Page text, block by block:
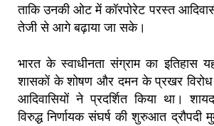
ताकि उनकी ओट में कॉरपोरेट परस्त आदिवासी
तेजी से आगे बढ़ाया जा सके।
भारत के स्वाधीनता संग्राम का इतिहास
शासकों के शोषण और दमन के प्रखर
आदिवासियों ने प्रदर्शित किया था।
विरुद्ध निर्णायक संघर्ष की शुरुआत द्रौपदी